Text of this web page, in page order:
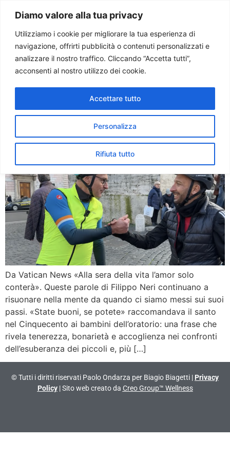
Diamo valore alla tua privacy
Utilizziamo i cookie per migliorare la tua esperienza di
navigazione, offrirti pubblicità o contenuti personalizzati e
analizzare il nostro traffico. Cliccando “Accetta tutti”,
acconsenti al nostro utilizzo dei cookie.
Personalizza
Rifiuta tutto
Accettare tutto
Paolo Ondarza
Tag:bicicletta
Due ruote e sette chiese. In
bicicletta sulle orme di san
Da Vatican News «Alla sera della vita l’amor solo
conterà». Queste parole di Filippo Neri continuano a
risuonare nella mente da quando ci siamo messi sui suoi
passi. «State buoni, se potete» raccomandava il santo
nel Cinquecento ai bambini dell’oratorio: una frase che
rivela tenerezza, bonarietà e accoglienza nei confronti
dell’esuberanza dei piccoli e, più […]
© Tutti i diritti riservati Paolo Ondarza per Biagio Biagetti | Privacy
Policy| Sito web creato da Creo Group™ Wellness